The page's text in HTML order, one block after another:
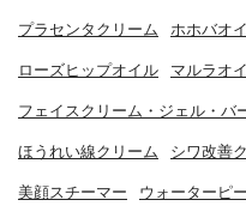
プラセンタクリーム ホホバオ
ローズヒップオイル マルラオ
フェイスクリーム・ジェル・バ
ほうれい線クリーム シワ改善
美顔スチーマー ウォーターピ